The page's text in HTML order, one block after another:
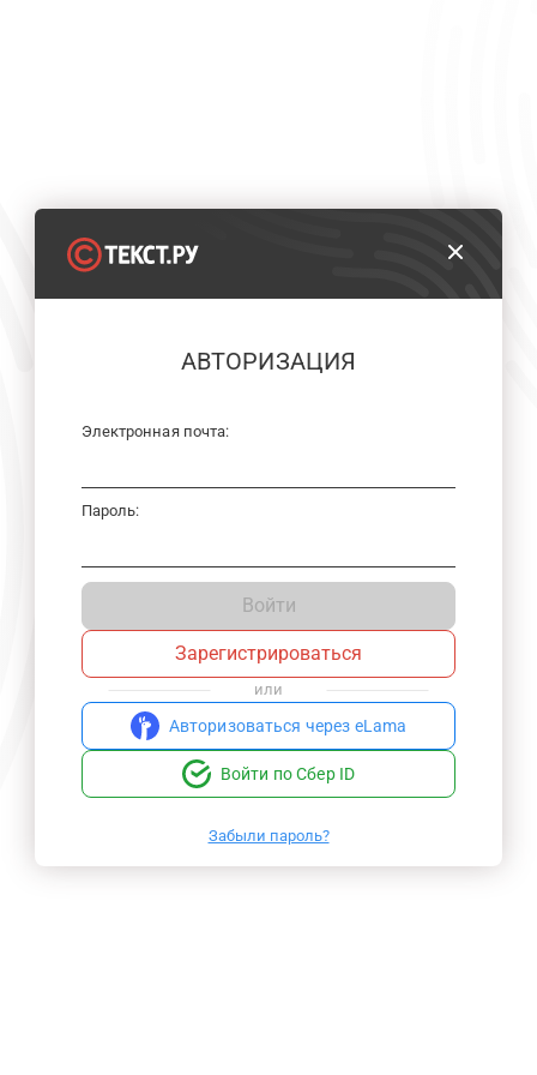
АВТОРИЗАЦИЯ
Электронная почта:
Пароль:
Войти
Зарегистрироваться
или
Авторизоваться через eLama
Войти по Сбер ID
Забыли пароль?